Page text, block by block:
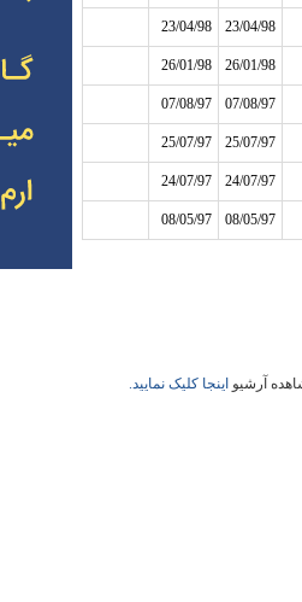
23/04/98
23/04/98
26/01/98
26/01/98
07/08/97
07/08/97
25/07/97
25/07/97
24/07/97
24/07/97
08/05/97
08/05/97
آرشیو اینجا کلیک نمایید.